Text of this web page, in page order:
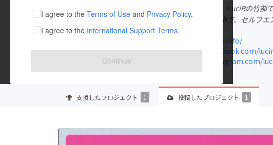
テクノロジー・ガジェット
ゲー
映像・映画
ビジネス・起業
チャ
まちづくり・地域活性化
I agree to the Terms of Use and Privacy Policy.
I agree to the International Support Terms.
Continue
はじめまして。LuciRの竹
イクに携わる中で、セルフエ
lucir-kobe.info/
www.facebook.com/
www.instagram.com/
支援したプロジェクト 1 投稿したプロジェクト 1